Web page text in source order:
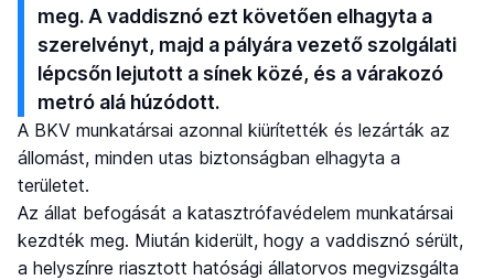
meg. A vaddisznó ezt követően elhagyta a
szerelvényt, majd a pályára vezető szolgálati
lépcsőn lejutott a sínek közé, és a várakozó
metró alá húzódott.
A BKV munkatársai azonnal kiürítették és lezárták az
állomást, minden utas biztonságban elhagyta a
területet.
Az állat befogását a katasztrófavédelem munkatársai
kezdték meg. Miután kiderült, hogy a vaddisznó sérült,
a helyszínre riasztott hatósági állatorvos megvizsgálta